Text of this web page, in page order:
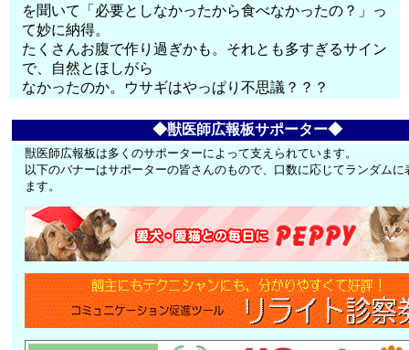
を聞いて「必要としなかったから食べなかったの？」っ
て妙に納得。
たくさんお腹で作り過ぎかも。それとも多すぎるサイン
で、自然とほしがら
なかったのか。ウサギはやっぱり不思議？？？
◆獣医師広報板サポーター◆
獣医師広報板は多くのサポーターによって支えられています。
以下のバナーはサポーターの皆さんのもので、口数に応じてランダムに
ます。